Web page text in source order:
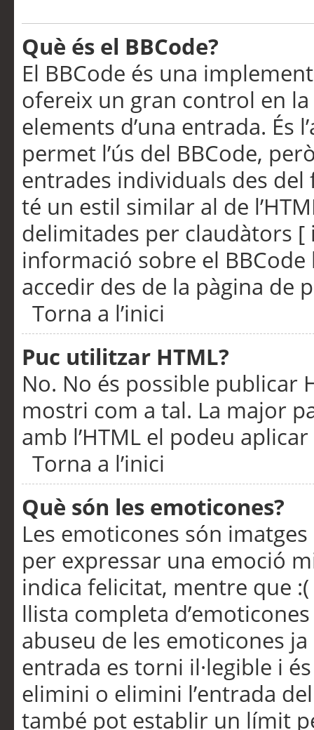
Què és el BBCode?
El BBCode és una
ofereix un gran control en
elements d’una entrada. És
permet l’ús del BBCode,
entrades individuals des
té un estil similar al de
delimitades per claudàtors [
informació sobre el
accedir des de la pàgina de
Torna a l’inici
Puc utilitzar HTML?
No. No és possible publicar
mostri com a tal. La major
amb l’HTML el podeu
Torna a l’inici
Què són les emoticones?
Les emoticones són
per expressar una emoció
indica felicitat, mentre que
llista completa
abuseu de les emoticones
entrada es torni il·legible i
elimini o elimini l’entrada
també pot establir un límit